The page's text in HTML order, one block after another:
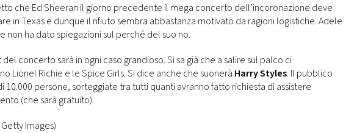
che Ed Sheeran il giorno precedente il mega concerto dell’incoronazione deve
in Texas e dunque il rifiuto sembra abbastanza motivato da ragioni logistiche. Adele
non ha dato spiegazioni sul perché del suo no.
del concerto sarà in ogni caso grandioso. Si sa già che a salire sul palco ci
Lionel Richie e le Spice Girls. Si dice anche che suonerà Harry Styles. Il pubblico
10.000 persone, sorteggiate tra tutti quanti avranno fatto richiesta di assistere
(che sarà gratuito).
Images)